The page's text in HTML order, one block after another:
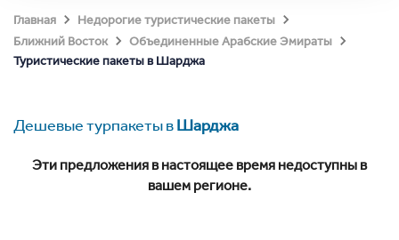
Главная
Недорогие туристические пакеты
Ближний Восток
Объединенные Арабские Эмираты
Туристические пакеты в Шарджа
Дешевые турпакеты вШарджа
Эти предложения в настоящее время недоступны в
вашем регионе.